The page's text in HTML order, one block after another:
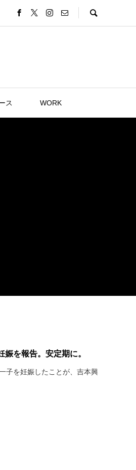
ス WORK
を報告。安定期に。
子を妊娠したことが、吉本興